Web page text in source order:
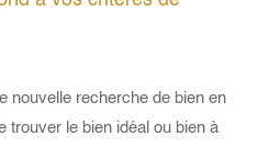
nouvelle recherche de bien en
trouver le bien idéal ou bien à